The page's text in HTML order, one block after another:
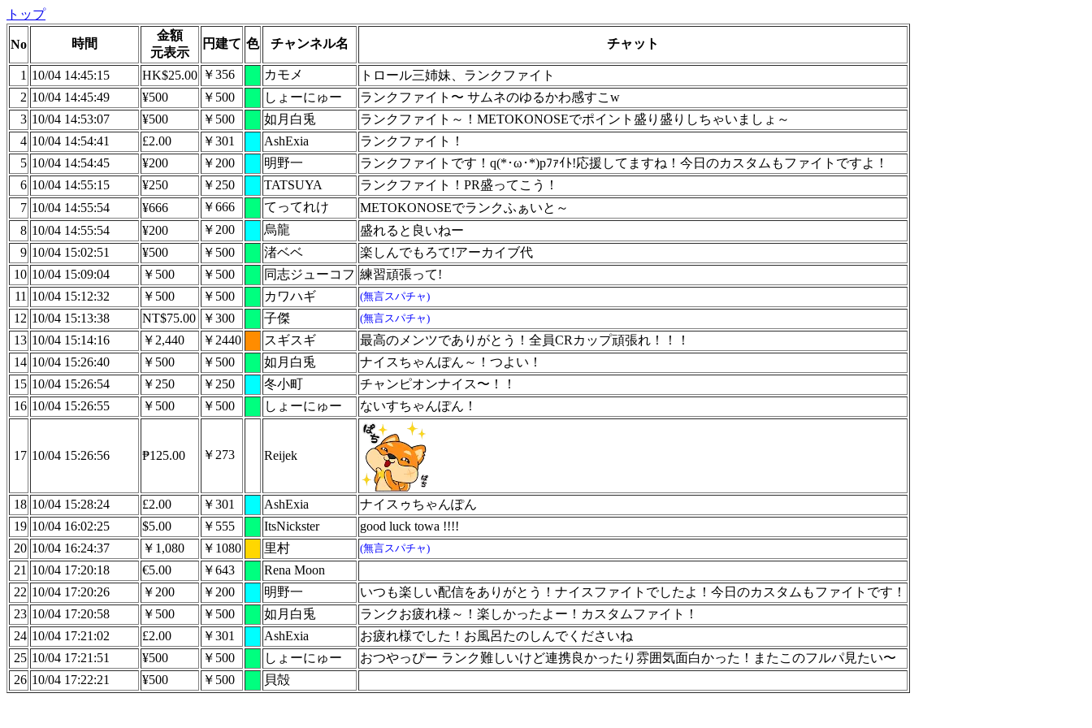
トップ
No 時間
金額
元表示
円建て 色 チャンネル名 チャット
1 10/04 14:45:15 HK$25.00 ￥356 カモメ
トロール三姉妹、ランクファイト
2 10/04 14:45:49 ¥500 ￥500 しょーにゅー
ランクファイト〜 サムネのゆるかわ感すこw
3 10/04 14:53:07 ¥500 ￥500 如月白兎
ランクファイト～！METOKONOSEでポイント盛り盛りしちゃいましょ～
4 10/04 14:54:41 £2.00 ￥301 AshExia
ランクファイト！
5 10/04 14:54:45 ¥200 ￥200 明野一
ランクファイトです！q(*･ω･*)pﾌｧｲﾄ!応援してますね！今日のカスタムもファイトですよ！
6 10/04 14:55:15 ¥250 ￥250 TATSUYA
ランクファイト！PR盛ってこう！
7 10/04 14:55:54 ¥666 ￥666 てってれけ
METOKONOSEでランクふぁいと～
8 10/04 14:55:54 ¥200 ￥200 烏龍
盛れると良いねー
9 10/04 15:02:51 ¥500 ￥500 渚ベベ
楽しんでもろて!アーカイブ代
10 10/04 15:09:04 ￥500 ￥500 同志ジューコフ 練習頑張って!
11 10/04 15:12:32 ￥500 ￥500 カワハギ (無言スパチャ)
12 10/04 15:13:38 NT$75.00 ￥300 子傑 (無言スパチャ)
13 10/04 15:14:16 ￥2,440 ￥2440 スギスギ
最高のメンツでありがとう！全員CRカップ頑張れ！！！
14 10/04 15:26:40 ￥500 ￥500 如月白兎
ナイスちゃんぽん～！つよい！
15 10/04 15:26:54 ￥250 ￥250 冬小町
チャンピオンナイス〜！！
16 10/04 15:26:55 ￥500 ￥500 しょーにゅー ないすちゃんぽん！
17 10/04 15:26:56 ₱125.00 ￥273 Reijek
18 10/04 15:28:24 £2.00 ￥301 AshExia
ナイスゥちゃんぽん
19 10/04 16:02:25 $5.00 ￥555 ItsNickster
good luck towa !!!!
20 10/04 16:24:37 ￥1,080 ￥1080 里村 (無言スパチャ)
21 10/04 17:20:18 €5.00 ￥643
Rena Moon
22 10/04 17:20:26 ￥200 ￥200 明野一
いつも楽しい配信をありがとう！ナイスファイトでしたよ！今日のカスタムもファイトです！
23 10/04 17:20:58 ￥500 ￥500 如月白兎
ランクお疲れ様～！楽しかったよー！カスタムファイト！
24 10/04 17:21:02 £2.00 ￥301 AshExia
お疲れ様でした！お風呂たのしんでくださいね
25 10/04 17:21:51 ¥500 ￥500 しょーにゅー
おつやっぴー ランク難しいけど連携良かったり雰囲気面白かった！またこのフルパ見たい〜
26 10/04 17:22:21 ¥500 ￥500 貝殻